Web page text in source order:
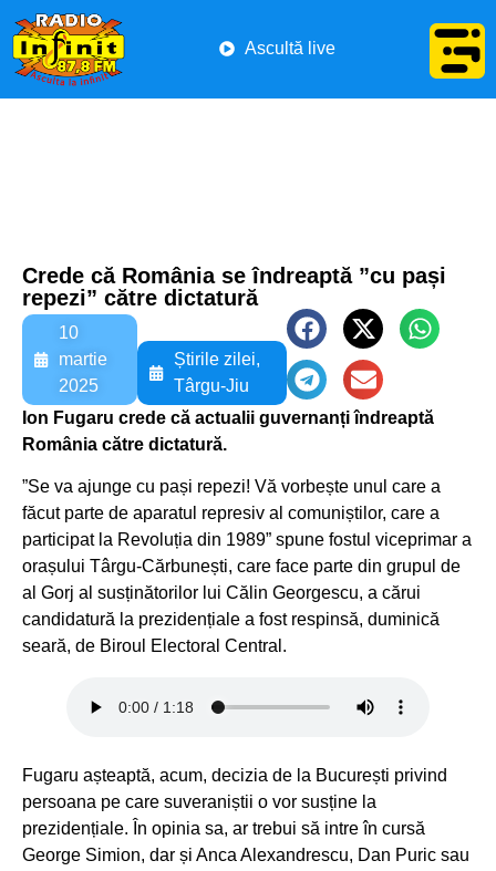
Ascultă live
Crede că România se îndreaptă ”cu pași
repezi” către dictatură
10
martie
2025
Știrile zilei,
Târgu-Jiu
Ion Fugaru crede că actualii guvernanți îndreaptă
România către dictatură.
”Se va ajunge cu pași repezi! Vă vorbește unul care a
făcut parte de aparatul represiv al comuniștilor, care a
participat la Revoluția din 1989” spune fostul viceprimar a
orașului Târgu-Cărbunești, care face parte din grupul de
al Gorj al susținătorilor lui Călin Georgescu, a cărui
candidatură la prezidențiale a fost respinsă, duminică
seară, de Biroul Electoral Central.
Fugaru așteaptă, acum, decizia de la București privind
persoana pe care suveraniștii o vor susține la
prezidențiale. În opinia sa, ar trebui să intre în cursă
George Simion, dar și Anca Alexandrescu, Dan Puric sau